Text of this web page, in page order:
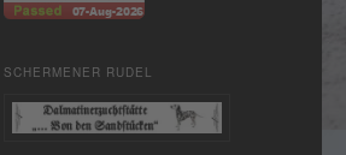
SCHERMENER RUDEL